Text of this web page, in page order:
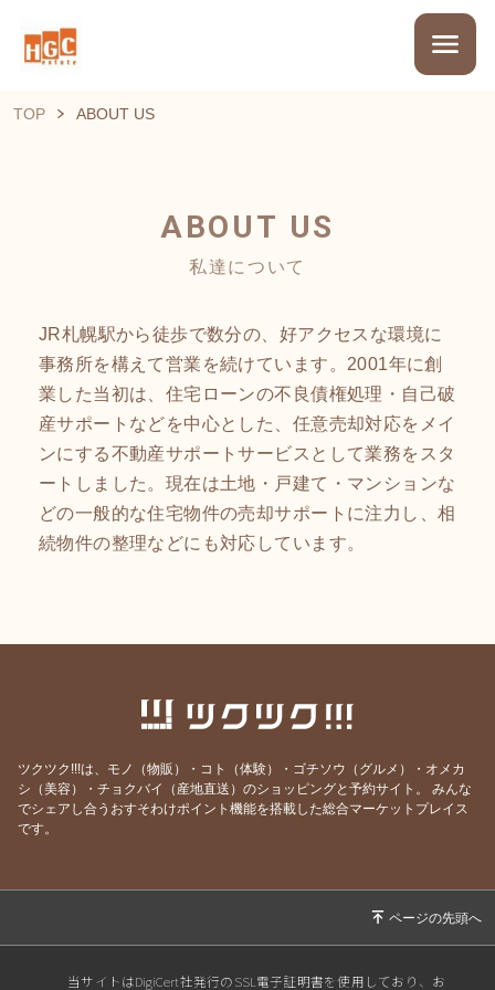
TOP ABOUT US
ABOUT US
私達について
JR札幌駅から徒歩で数分の、好アクセスな環境に
事務所を構えて営業を続けています。2001年に創
業した当初は、住宅ローンの不良債権処理・自己破
産サポートなどを中心とした、任意売却対応をメイ
ンにする不動産サポートサービスとして業務をスタ
ートしました。現在は土地・戸建て・マンションな
どの一般的な住宅物件の売却サポートに注力し、相
続物件の整理などにも対応しています。
ツクツク!!!は、モノ（物販）・コト（体験）・ゴチソウ（グルメ）・オメカ
シ（美容）・チョクバイ（産地直送）のショッピングと予約サイト。
みんな
でシェアし合うおすそわけポイント機能を搭載した総合マーケットプレイス
です。
当サイトはDigiCert社発行のSSL電子証明書を使用しており、お